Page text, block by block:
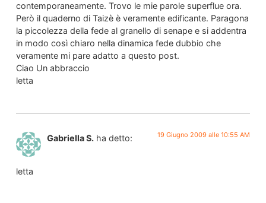
contemporaneamente. Trovo le mie parole superflue ora.
Però il quaderno di Taizè è veramente edificante. Paragona
la piccolezza della fede al granello di senape e si addentra
in modo così chiaro nella dinamica fede dubbio che
veramente mi pare adatto a questo post.
Ciao Un abbraccio
letta
Gabriella S. ha detto: 19 Giugno 2009 alle 10:55 AM
letta